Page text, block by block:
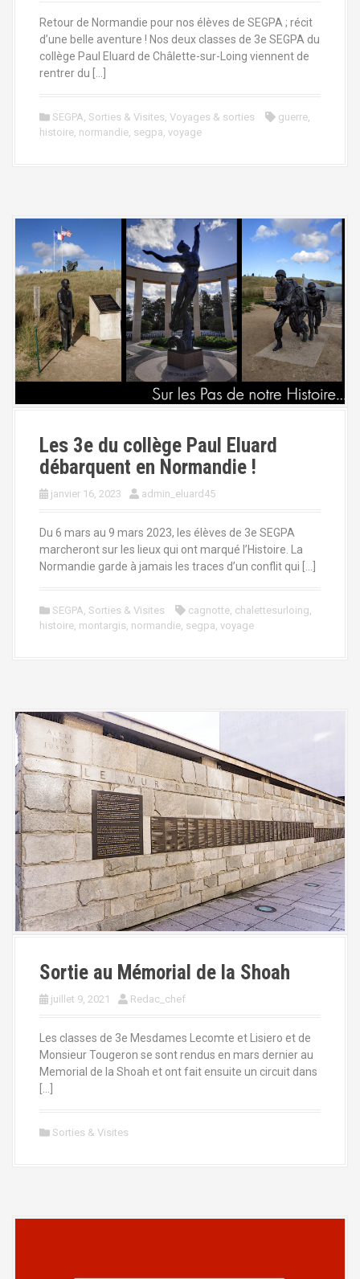
Retour de Normandie pour nos élèves de SEGPA ; récit
d’une belle aventure ! Nos deux classes de 3e SEGPA du
collège Paul Eluard de Châlette-sur-Loing viennent de
rentrer du […]
SEGPA, Sorties & Visites, Voyages & sorties guerre,
histoire, normandie, segpa, voyage
Les 3e du collège Paul Eluard
débarquent en Normandie !
janvier 16, 2023 admin_eluard45
Du 6 mars au 9 mars 2023, les élèves de 3e SEGPA
marcheront sur les lieux qui ont marqué l’Histoire. La
Normandie garde à jamais les traces d’un conflit qui […]
SEGPA, Sorties & Visites cagnotte, chalettesurloing,
histoire, montargis, normandie, segpa, voyage
Sortie au Mémorial de la Shoah
juillet 9, 2021 Redac_chef
Les classes de 3e Mesdames Lecomte et Lisiero et de
Monsieur Tougeron se sont rendus en mars dernier au
Memorial de la Shoah et ont fait ensuite un circuit dans
[…]
Sorties & Visites